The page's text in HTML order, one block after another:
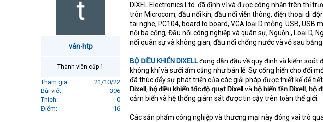
vân-htp
Thành viên cấp 1
Tham gia
21/10/22
Bài viết
396
Thích
0
Điểm
16
DIXEL Electronics Ltd. đã định vị và được công nhận trên thị
tròn Microcom, đầu nối kín, đầu nối viễn thông, điện thoại di
tai nghe, PC104, board to board, VGA loại D mỏng, USB, USB
nối ba cổng, Đầu nối công nghiệp và quân sự, Nguồn , Loại D,
nối quân sự và không gian, đầu nối chống nước và vỏ sau
BỘ ĐIỀU KHIỂN DIXELLđang dẫn đầu về quy định và kiểm soát
không khí và sưởi ấm cũng như bán lẻ. Sự cống hiến cho đổi
đã thúc đẩy sự phát triển của các giải pháp được thiết kế để
Dixell , bộ điều khiển tốc độ quạt Dixell và bộ biến tần Dixell , bộ
cảm biến và hệ thống giám sát được tin cậy trên toàn thế giới.
Các sản phẩm công nghiệp và thương mại này đóng vai trò